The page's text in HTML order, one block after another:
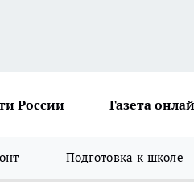
России Газета
Подготовка к школе